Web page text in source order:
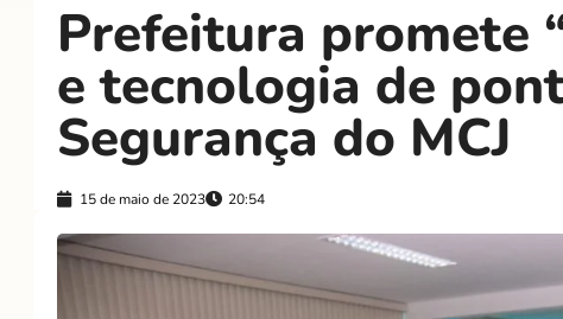
Prefeitura promete
e tecnologia de
Segurança do MCJ
15 de maio de 2023 20:54